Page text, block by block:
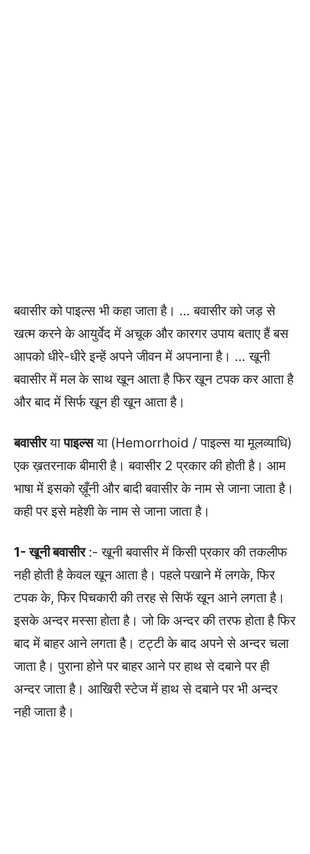
बवासीर को पाइल्स भी कहा जाता है। … बवासीर को जड़ से
खत्म करने के आयुर्वेद में अचूक और कारगर उपाय बताए हैं बस
आपको धीरे-धीरे इन्हें अपने जीवन में अपनाना है। … खूनी
बवासीर में मल के साथ खून आता है फिर खून टपक कर आता है
और बाद में सिर्फ खून ही खून आता है।
बवासीरयापाइल्सया (Hemorrhoid / पाइल्स या मूलव्याधि)
एक ख़तरनाक बीमारी है। बवासीर 2 प्रकार की होती है। आम
भाषा में इसको ख़ूँनी और बादी बवासीर के नाम से जाना जाता है।
कही पर इसे महेशी के नाम से जाना जाता है।
1- खूनी बवासीर:- खूनी बवासीर में किसी प्रकार की तकलीफ
नही होती है केवल खून आता है। पहले पखाने में लगके, फिर
टपक के, फिर पिचकारी की तरह से सिफॅ खून आने लगता है।
इसके अन्दर मस्सा होता है। जो कि अन्दर की तरफ होता है फिर
बाद में बाहर आने लगता है। टट्टी के बाद अपने से अन्दर चला
जाता है। पुराना होने पर बाहर आने पर हाथ से दबाने पर ही
अन्दर जाता है। आखिरी स्टेज में हाथ से दबाने पर भी अन्दर
नही जाता है।